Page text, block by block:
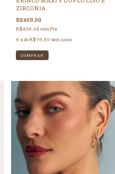
ZIRCONIA
R$459,00
R$436,05 comPix
6 x deR$76,50 sem juros